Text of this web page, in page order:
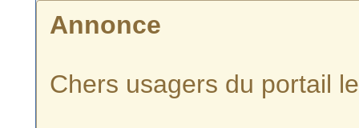
Annonce
Chers usagers du portail